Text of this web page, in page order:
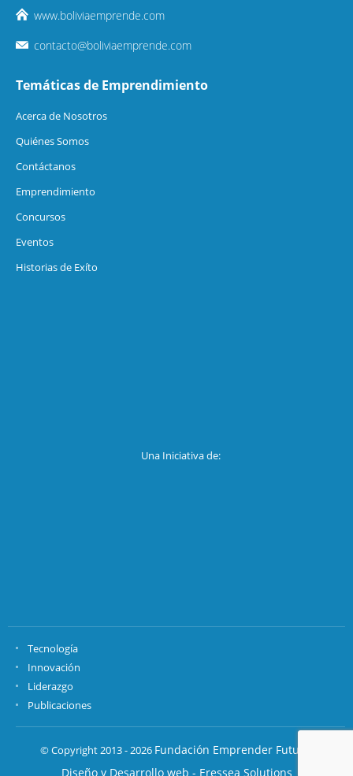
www.boliviaemprende.com
contacto@boliviaemprende.com
Temáticas de Emprendimiento
Acerca de Nosotros
Quiénes Somos
Contáctanos
Emprendimiento
Concursos
Eventos
Historias de Exíto
Una Iniciativa de:
Tecnología
Innovación
Liderazgo
Publicaciones
© Copyright 2013 - 2026 Fundación Emprender Futuro.
Diseño y Desarrollo web - Eressea Solutions